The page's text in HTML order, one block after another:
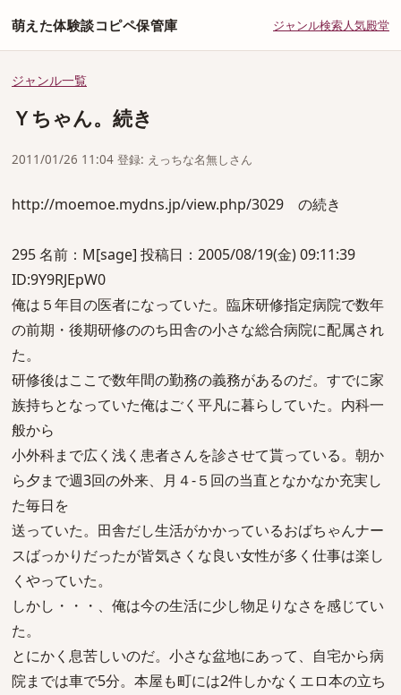
萌えた体験談コピペ保管庫 ジャンル検索人気殿堂
ジャンル一覧
Ｙちゃん。続き
2011/01/26 11:04 登録: えっちな名無しさん
http://moemoe.mydns.jp/view.php/3029 の続き
295 名前：M[sage] 投稿日：2005/08/19(金) 09:11:39
ID:9Y9RJEpW0
俺は５年目の医者になっていた。臨床研修指定病院で数年
の前期・後期研修ののち田舎の小さな総合病院に配属され
た。
研修後はここで数年間の勤務の義務があるのだ。すでに家
族持ちとなっていた俺はごく平凡に暮らしていた。内科一
般から
小外科まで広く浅く患者さんを診させて貰っている。朝か
ら夕まで週3回の外来、月４-５回の当直となかなか充実し
た毎日を
送っていた。田舎だし生活がかかっているおばちゃんナー
スばっかりだったが皆気さくな良い女性が多く仕事は楽し
くやっていた。
しかし・・・、俺は今の生活に少し物足りなさを感じてい
た。
とにかく息苦しいのだ。小さな盆地にあって、自宅から病
院までは車で5分。本屋も町には2件しかなくエロ本の立ち